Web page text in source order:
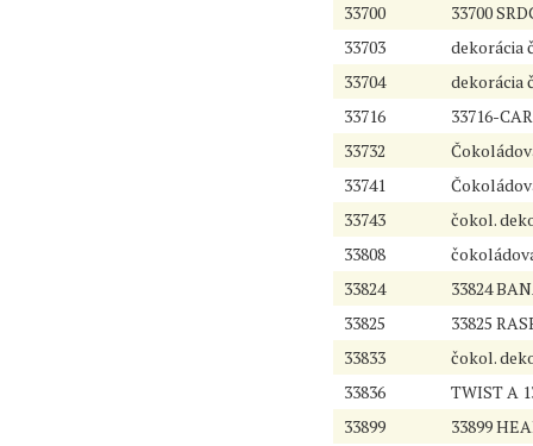
33700
33700
33703
dekorácia
33704
dekorácia
33716
33716-
33732
33741
33743
čokol.
33808
33824
33824
33825
33825
33833
čokol.
33836
TWIST A
33899
33899